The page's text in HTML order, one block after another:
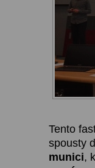
Tento
spousty
munici,